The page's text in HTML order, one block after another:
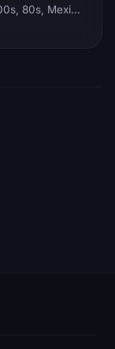
Electronic, Rock, Pop, 90s, 00s, 80s, Mexican, Ranchera, Reggaeton, Instrumental, Salsa, Merengue, Tropical, Romantic, Vallenato, Llanera